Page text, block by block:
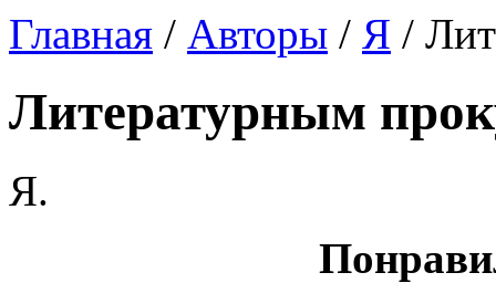
Главная / Авторы / Я /
Литературным
Я.